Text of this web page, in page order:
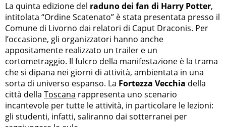
La quinta edizione del raduno dei fan di Harry Potter,
intitolata “Ordine Scatenato” è stata presentata presso il
Comune di Livorno dai relatori di Caput Draconis. Per
l’occasione, gli organizzatori hanno anche
appositamente realizzato un trailer e un
cortometraggio. Il fulcro della manifestazione è la trama
che si dipana nei giorni di attività, ambientata in una
sorta di universo espanso. La Fortezza Vecchia della
città della Toscana rappresenta uno scenario
incantevole per tutte le attività, in particolare le lezioni:
gli studenti, infatti, saliranno dai sotterranei per